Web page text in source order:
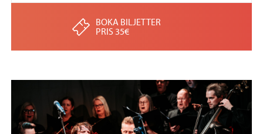
BOKA BILJETTER
PRIS 35€